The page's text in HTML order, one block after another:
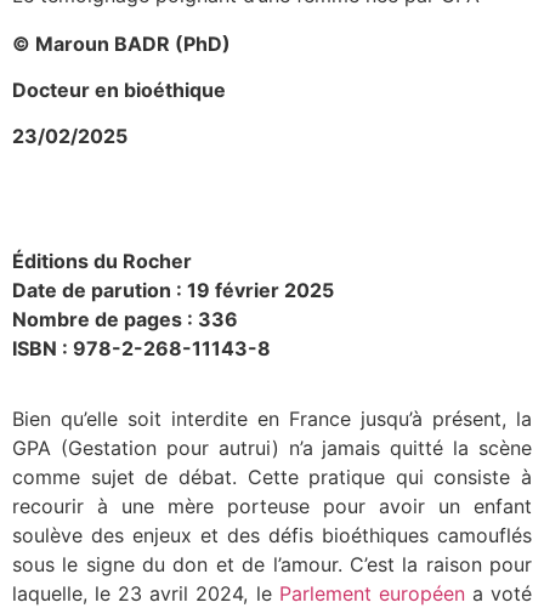
© Maroun BADR (PhD)
Docteur en bioéthique
23/02/2025
Éditions du Rocher
Date de parution : 19 février 2025
Nombre de pages : 336
ISBN : 978-2-268-11143-8
Bien qu’elle soit interdite en France jusqu’à présent, la
GPA (Gestation pour autrui) n’a jamais quitté la scène
comme sujet de débat. Cette pratique qui consiste à
recourir à une mère porteuse pour avoir un enfant
soulève des enjeux et des défis bioéthiques camouflés
sous le signe du don et de l’amour. C’est la raison pour
laquelle, le 23 avril 2024, le Parlement européena voté